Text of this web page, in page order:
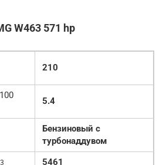
W463 571 hp
210
5.4
Бензиновый c
турбонаддувом
5461